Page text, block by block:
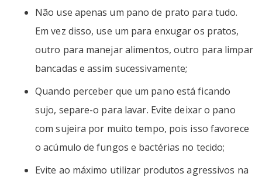
Não use apenas um pano de prato para tudo.
Em vez disso, use um para enxugar os pratos,
outro para manejar alimentos, outro para limpar
bancadas e assim sucessivamente;
Quando perceber que um pano está ficando
sujo, separe-o para lavar. Evite deixar o pano
com sujeira por muito tempo, pois isso favorece
o acúmulo de fungos e bactérias no tecido;
Evite ao máximo utilizar produtos agressivos na